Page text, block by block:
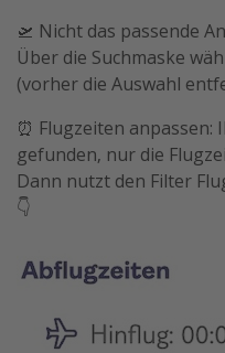
🛫 Nicht das passende
Über die Suchmaske
(vorher die Auswahl
⏰ Flugzeiten
gefunden, nur die
Dann nutzt den Filter
👇